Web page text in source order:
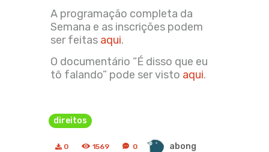
A programação completa da
Semana e as inscrições podem
ser feitas aqui.
O documentário “É disso que eu
tô falando” pode ser visto aqui.
direitos
0 1569 0
abong